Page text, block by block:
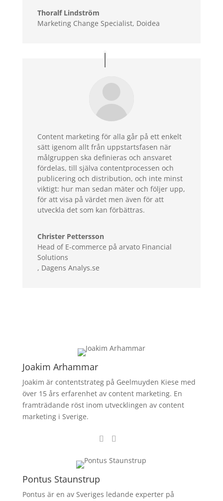
Thoralf Lindström
Marketing Change Specialist, Doidea
Content marketing för alla går på ett enkelt
sätt igenom allt från uppstartsfasen när
målgruppen ska definieras och ansvaret
fördelas, till själva contentprocessen och
publicering och distribution, och inte minst
viktigt: hur man sedan mäter och följer upp,
för att visa på värdet men även för att
utveckla det som kan förbättras.
Christer Pettersson
Head of E-commerce på arvato Financial
Solutions
, Dagens Analys.se
Joakim Arhammar
Joakim är contentstrateg på Geelmuyden Kiese med
över 15 års erfarenhet av content marketing. En
framträdande röst inom utvecklingen av content
marketing i Sverige.
Pontus Staunstrup
Pontus är en av Sveriges ledande experter på